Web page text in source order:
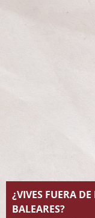
¿VIVES FUERA
BALEARES?